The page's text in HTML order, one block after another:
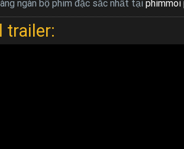
ngàn bộ phim đặc sắc nhất tại phimmoi
trailer: